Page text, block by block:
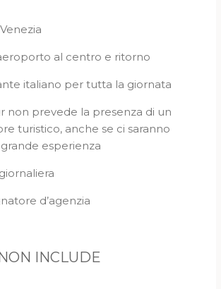
al centro e ritorno
italiano per tutta la giornata
non prevede la presenza di un
turistico, anche se ci saranno
esperienza
d’agenzia
INCLUDE